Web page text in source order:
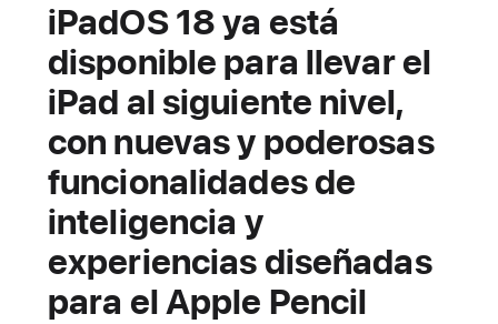
iPadOS 18 ya está
disponible para llevar el
iPad al siguiente nivel,
con nuevas y poderosas
funcionalidades de
inteligencia y
experiencias diseñadas
para el Apple Pencil